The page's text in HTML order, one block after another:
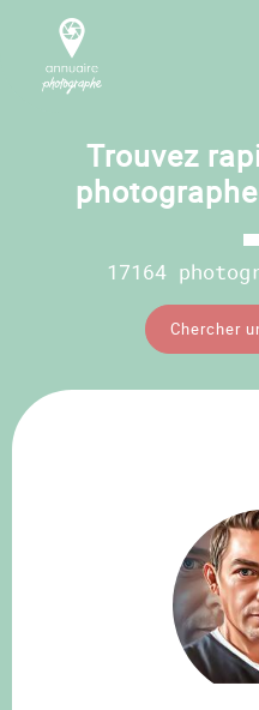
Trouvez
17164
Chercher